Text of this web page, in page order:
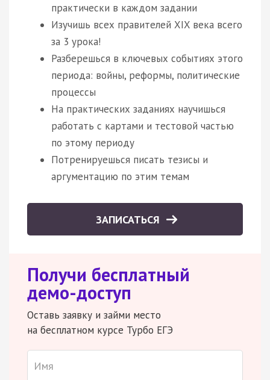
практически в каждом задании
Изучишь всех правителей XIX века всего
за 3 урока!
Разберешься в ключевых событиях этого
периода: войны, реформы, политические
процессы
На практических заданиях научишься
работать с картами и тестовой частью
по этому периоду
Потренируешься писать тезисы и
аргументацию по этим темам
ЗАПИСАТЬСЯ
Получи бесплатный
демо-доступ
Оставь заявку и займи место
на бесплатном курсе Турбо ЕГЭ